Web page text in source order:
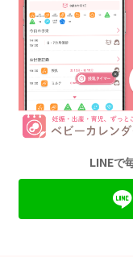
LINEで